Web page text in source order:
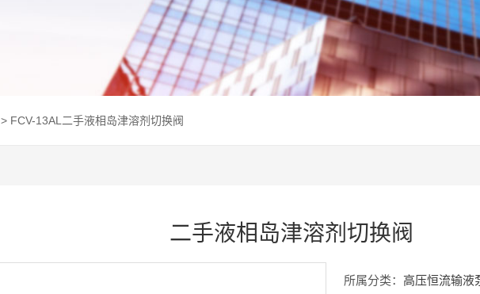
> FCV-13AL二手液相岛津溶剂切换阀
二手液相岛津溶剂切换阀
所属分类：高压恒流输液